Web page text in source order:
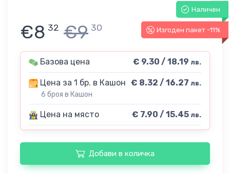
Наличен
Изгоден пакет -11%
€8 32 €9 30
Базова цена € 9.30 / 18.19 лв.
Цена за 1 бр. в Кашон
6 броя в Кашон
€ 8.32 / 16.27 лв.
Цена на място € 7.90 / 15.45 лв.
Добави в количка